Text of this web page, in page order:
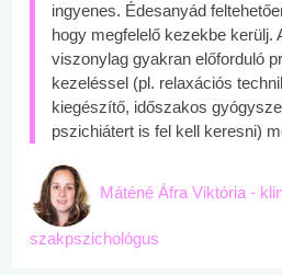
ingyenes. Édesanyád
hogy megfelelő kezekbe kerülj.
viszonylag gyakran előforduló
kezeléssel (pl. relaxációs
kiegészítő, időszakos
pszichiátert is fel kell keresni)
Máténé Áfra Viktória -
szakpszichológus